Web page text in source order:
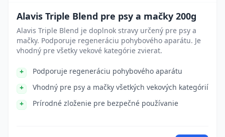
Alavis Triple Blend pre psy a mačky 200g
Alavis Triple Blend je doplnok stravy určený pre psy a
mačky. Podporuje regeneráciu pohybového aparátu. Je
vhodný pre všetky vekové kategórie zvierat.
Podporuje regeneráciu pohybového aparátu
Vhodný pre psy a mačky všetkých vekových kategórií
Prírodné zloženie pre bezpečné používanie